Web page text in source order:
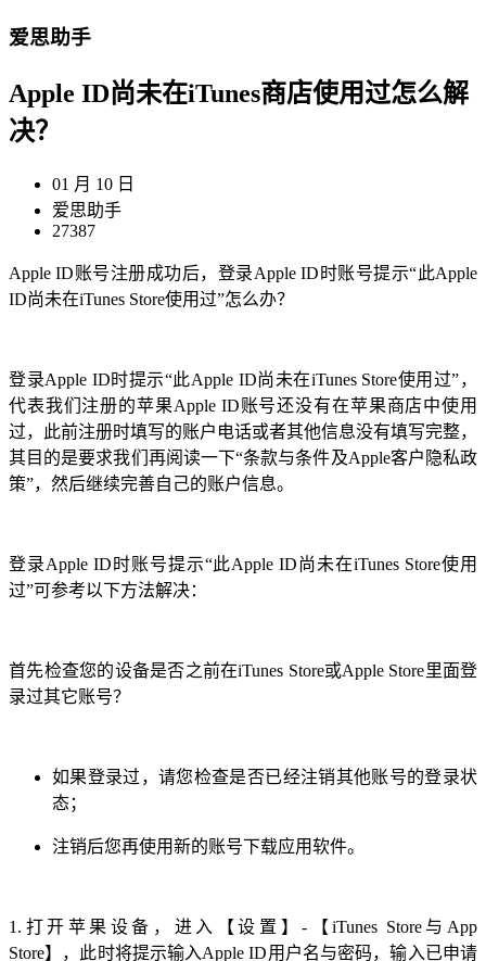
爱思助手
Apple ID尚未在iTunes商店使用过怎么解
决？
01 月 10 日
爱思助手
27387
Apple ID账号注册成功后，登录Apple ID时账号提示“此Apple
ID尚未在iTunes Store使用过”怎么办？
登录Apple ID时提示“此Apple ID尚未在iTunes Store使用过”，
代表我们注册的苹果Apple ID账号还没有在苹果商店中使用
过，此前注册时填写的账户电话或者其他信息没有填写完整，
其目的是要求我们再阅读一下“条款与条件及Apple客户隐私政
策”，然后继续完善自己的账户信息。
登录Apple ID时账号提示“此Apple ID尚未在iTunes Store使用
过”可参考以下方法解决：
首先检查您的设备是否之前在iTunes Store或Apple Store里面登
录过其它账号？
如果登录过，请您检查是否已经注销其他账号的登录状
态；
注销后您再使用新的账号下载应用软件。
1.打开苹果设备，进入【设置】-【iTunes Store与App
Store】，此时将提示输入Apple ID用户名与密码，输入已申请